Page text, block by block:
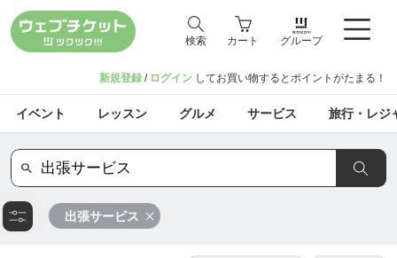
検索 カート グループ
新規登録 / ログイン してお買い物するとポイントがたまる！
イベント レッスン グルメ サービス 旅行・レジ
出張サービス